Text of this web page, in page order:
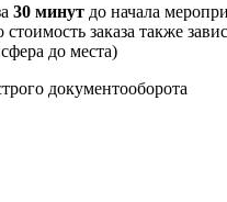
30 минут до начала
заказа также
до места)
документооборота